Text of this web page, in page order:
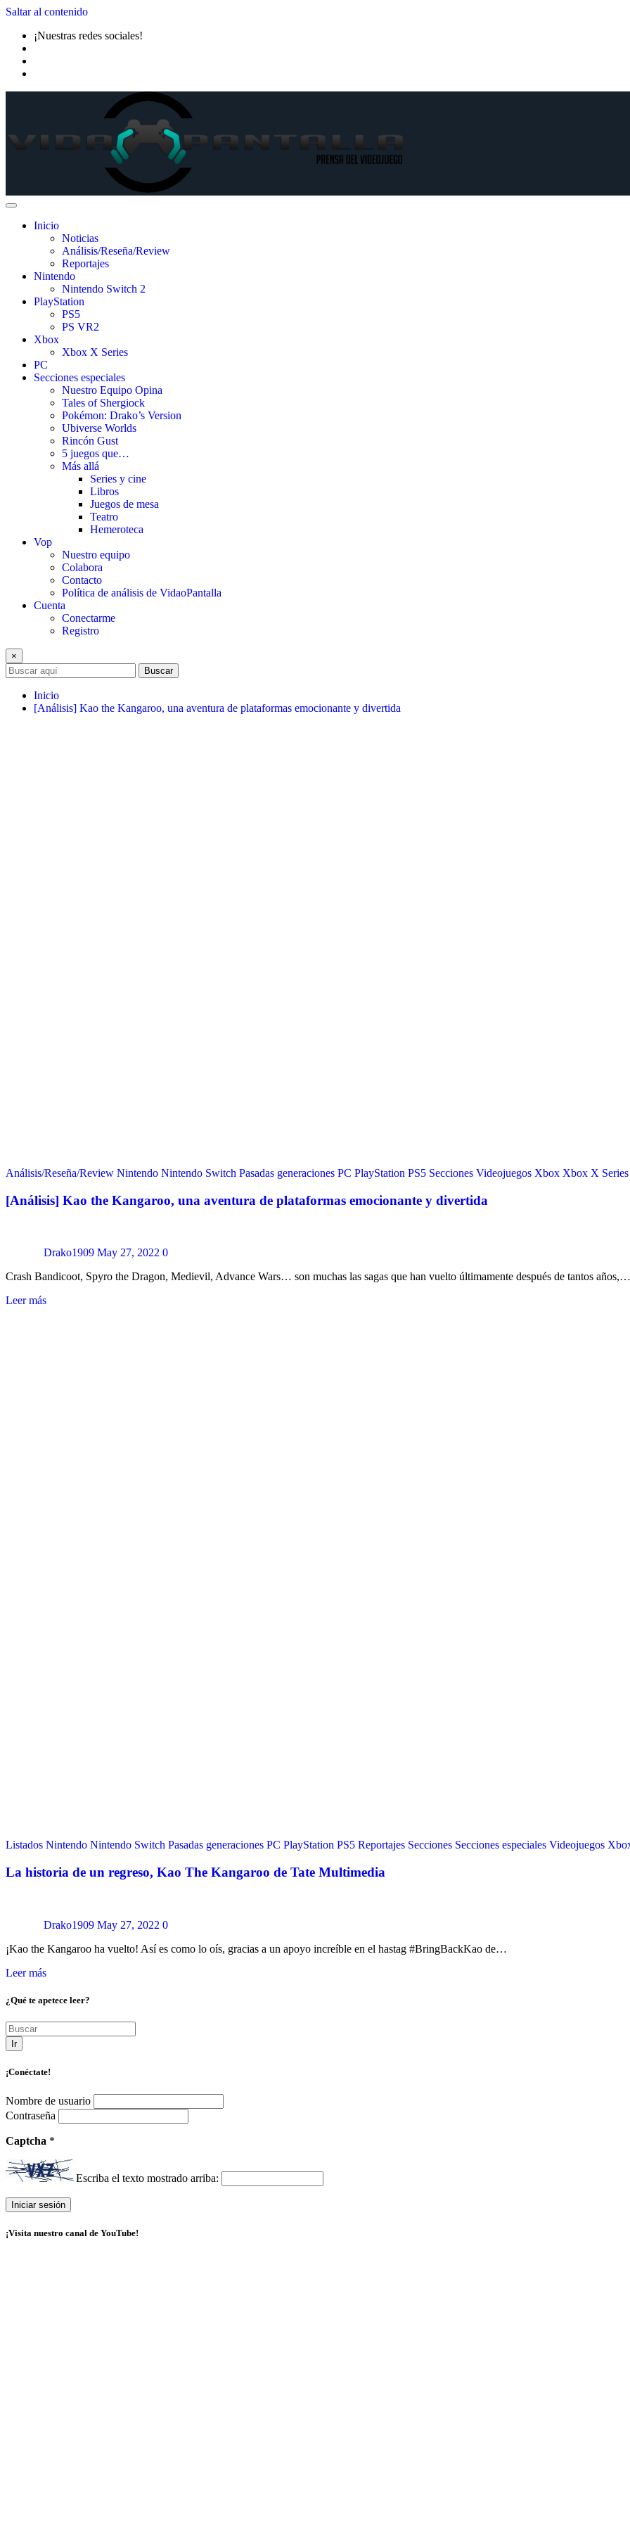
Saltar al contenido
¡Nuestras redes sociales!
Inicio
Noticias
Análisis/Reseña/Review
Reportajes
Nintendo
Nintendo Switch 2
PlayStation
PS5
PS VR2
Xbox
Xbox X Series
PC
Secciones especiales
Nuestro Equipo Opina
Tales of Shergiock
Pokémon: Drako’s Version
Ubiverse Worlds
Rincón Gust
5 juegos que…
Más allá
Series y cine
Libros
Juegos de mesa
Teatro
Hemeroteca
Vop
Nuestro equipo
Colabora
Contacto
Política de análisis de VidaoPantalla
Cuenta
Conectarme
Registro
×
Buscar
Inicio
[Análisis] Kao the Kangaroo, una aventura de plataformas emocionante y divertida
Análisis/Reseña/Review Nintendo Nintendo Switch Pasadas generaciones PC PlayStation PS5 Secciones Videojuegos Xbox Xbox X Series
[Análisis] Kao the Kangaroo, una aventura de plataformas emocionante y divertida
Drako1909 May 27, 2022 0
Crash Bandicoot, Spyro the Dragon, Medievil, Advance Wars… son muchas las sagas que han vuelto últimamente después de tantos años,…
Leer más
Listados Nintendo Nintendo Switch Pasadas generaciones PC PlayStation PS5 Reportajes Secciones Secciones especiales Videojuegos
La historia de un regreso, Kao The Kangaroo de Tate Multimedia
Drako1909 May 27, 2022 0
¡Kao the Kangaroo ha vuelto! Así es como lo oís, gracias a un apoyo increíble en el hastag #BringBackKao de…
Leer más
¿Qué te apetece leer?
Ir
¡Conéctate!
Nombre de usuario
Contraseña
Captcha *
Escriba el texto mostrado arriba:
¡Visita nuestro canal de YouTube!